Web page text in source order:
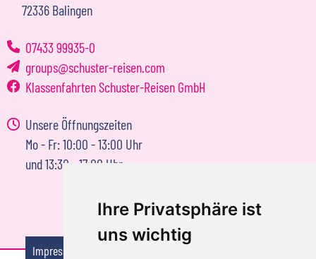
Ihre Privatsphäre ist
uns wichtig
72336 Balingen
07433 99935-0
groups
schuster-reisen.com
Klassenfahrten Schuster-Reisen GmbH
Unsere Öffnungszeiten
Mo - Fr: 10:00 - 13:00 Uhr
und 13:30 - 17:00 Uhr
Impressum